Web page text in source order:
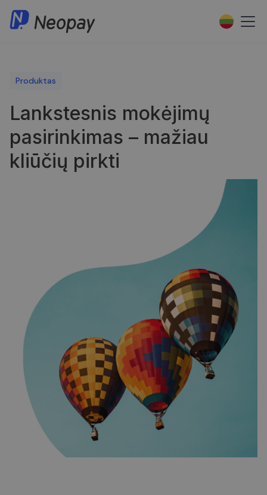
Produktas
Lankstesnis mokėjimų
pasirinkimas – mažiau
kliūčių pirkti